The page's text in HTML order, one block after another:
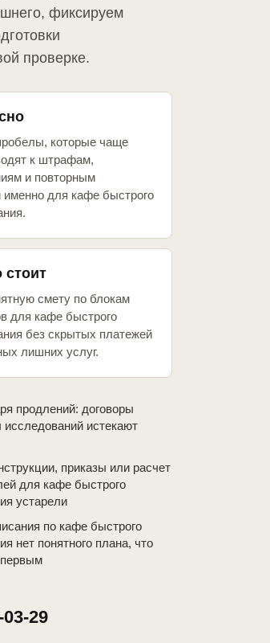
фиксируем
проверке.
которые чаще
к штрафам,
и повторным
именно для кафе быстрого
стоит
смету по блокам
для кафе быстрого
без скрытых платежей
лишних услуг.
продлений: договоры
исследований истекают
приказы или расчет
для кафе быстрого
устарели
по кафе быстрого
нет понятного плана, что
03-29